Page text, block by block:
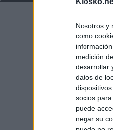
Nosotros y
como
medición
desarrollar
datos de
socios
puede
negar su